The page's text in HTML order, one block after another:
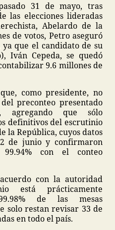
31 de mayo, tras
las elecciones lideradas
Abelardo de la
de votos, Petro aseguró
que el candidato de su
Iván Cepeda, se quedó
9.6 millones de
como presidente, no
preconteo presentado
agregando que sólo
definitivos del escrutinio
la República, cuyos datos
de junio y confirmaron
con el conteo
con la autoridad
está prácticamente
de las mesas
solo restan revisar 33 de
en todo el país.